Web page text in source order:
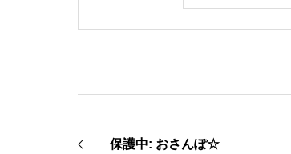
保護中: おさんぽ☆